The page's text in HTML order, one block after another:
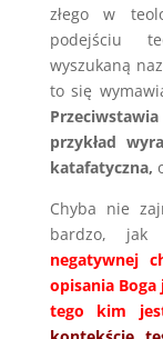
złego w
podejściu
wyszukaną
to się
przykład
katafatyczna,
Chyba nie
bardzo, jak
negatywnej
opisania
tego kim